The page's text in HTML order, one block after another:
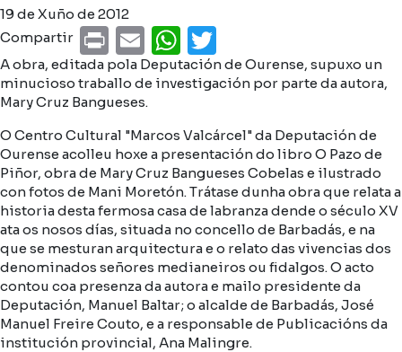
19 de Xuño de 2012
Compartir
PrintEmailWhatsApp
A obra, editada pola Deputación de Ourense, supuxo un
minucioso traballo de investigación por parte da autora,
Mary Cruz Bangueses.
O Centro Cultural "Marcos Valcárcel" da Deputación de
Ourense acolleu hoxe a presentación do libro O Pazo de
Piñor, obra de Mary Cruz Bangueses Cobelas e ilustrado
con fotos de Mani Moretón. Trátase dunha obra que relata a
historia desta fermosa casa de labranza dende o século XV
ata os nosos días, situada no concello de Barbadás, e na
que se mesturan arquitectura e o relato das vivencias dos
denominados señores medianeiros ou fidalgos. O acto
contou coa presenza da autora e mailo presidente da
Deputación, Manuel Baltar; o alcalde de Barbadás, José
Manuel Freire Couto, e a responsable de Publicacións da
institución provincial, Ana Malingre.